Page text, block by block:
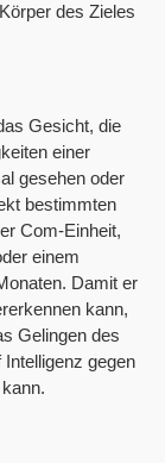
des Zieles
Gesicht, die
einer
gesehen oder
bestimmten
Com-Einheit,
einem
Damit er
kann,
Gelingen des
gegen